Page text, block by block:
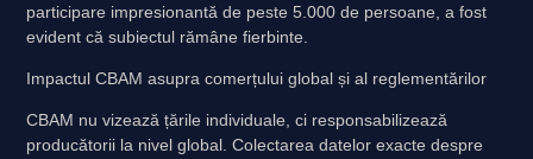
participare impresionantă de peste 5.000 de persoane, a fost
evident că subiectul rămâne fierbinte.
Impactul CBAM asupra comerțului global și al reglementărilor
CBAM nu vizează țările individuale, ci responsabilizează
producătorii la nivel global. Colectarea datelor exacte despre